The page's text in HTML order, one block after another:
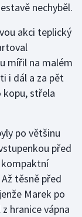
nechyběl.
akci teplický
mířil na malém
i dál a za pět
kopu, střela
po většinu
před
těsně před
Marek po
hranice vápna